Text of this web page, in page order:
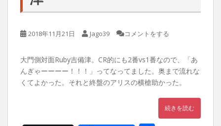
2018年11月21日 Jago39 コメントをする
大門側対面Ruby吉備津。CR的にも2番vs1番なので、「あ
んぎゃーーーー！！！」ってなってました。奥まで流れな
くてよかった。それと終盤のアリスの横槍助かった。
続きを読む